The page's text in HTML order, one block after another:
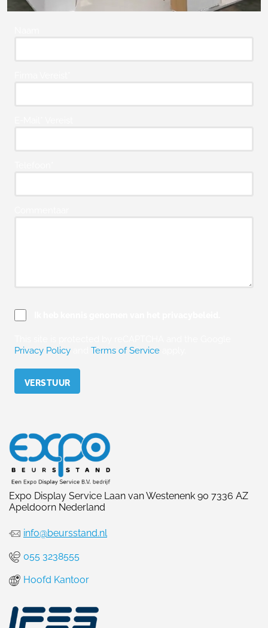
Privacy Policy
Terms of Service
Expo Display Service Laan van Westenenk 90 7336 AZ
Apeldoorn Nederland
info@beursstand.nl
055 3238555
Hoofd Kantoor